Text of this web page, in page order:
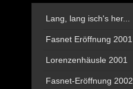
Lang, lang isch's her...
Fasnet Eröffnung 2001
Lorenzenhäusle 2001
Fasnet-Eröffnung 2002